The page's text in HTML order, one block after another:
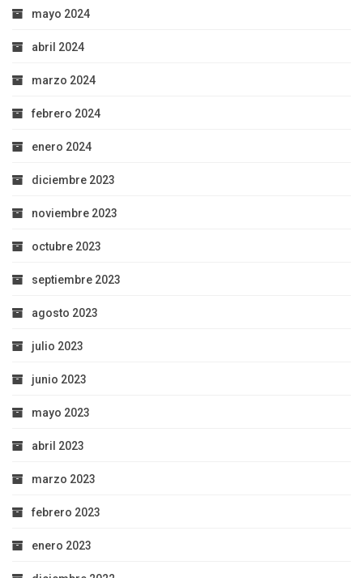
mayo 2024
abril 2024
marzo 2024
febrero 2024
enero 2024
diciembre 2023
noviembre 2023
octubre 2023
septiembre 2023
agosto 2023
julio 2023
junio 2023
mayo 2023
abril 2023
marzo 2023
febrero 2023
enero 2023